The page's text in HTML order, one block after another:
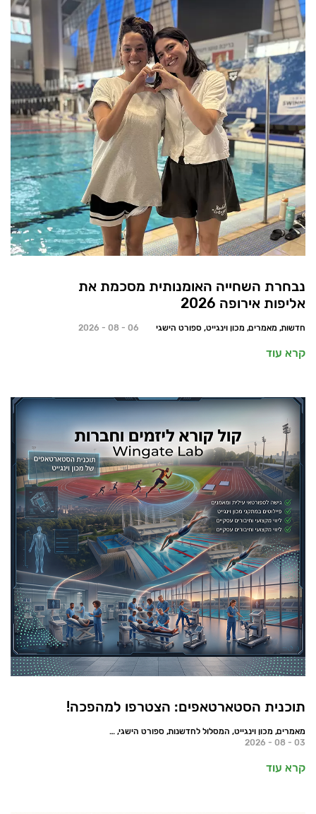
נבחרת השחייה האומנותית מסכמת את
אליפות אירופה 2026
חדשות, מאמרים, מכון וינגייט, ספורט הישגי 06 - 08 - 2026
קרא עוד
תוכנית הסטארטאפים: הצטרפו למהפכה!
מאמרים, מכון וינגייט, המסלול לחדשנות, ספורט הישגי, חדשות
03 - 08 - 2026
קרא עוד